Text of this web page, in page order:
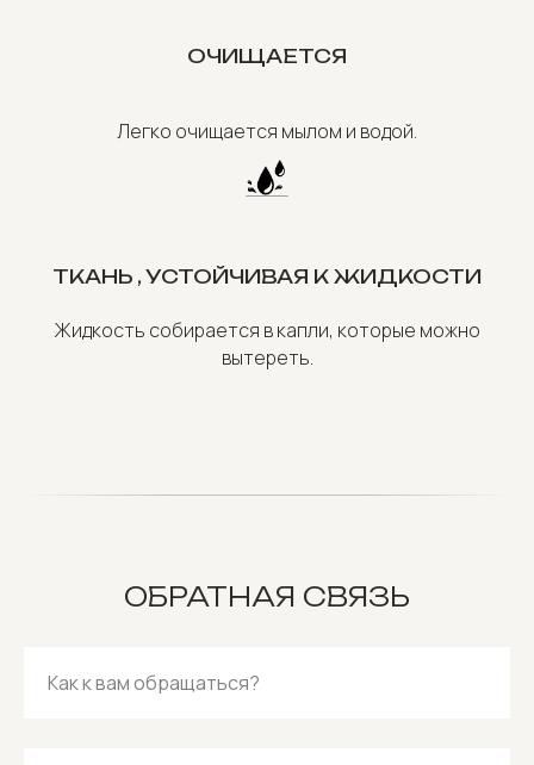
ОЧИЩАЕТСЯ
Легко очищается мылом и водой.
ТКАНЬ , УСТОЙЧИВАЯ К ЖИДКОСТИ
Жидкость собирается в капли, которые можно
вытереть.
ОБРАТНАЯ СВЯЗЬ
Как к вам обращаться?